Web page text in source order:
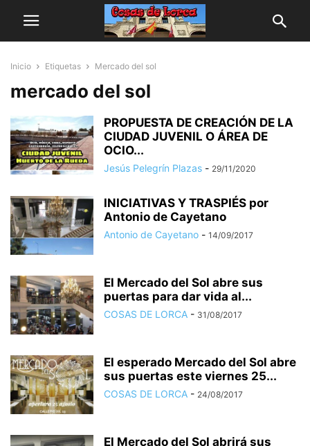
Inicio Etiquetas Mercado del sol
mercado del sol
PROPUESTA DE CREACIÓN DE LA
CIUDAD JUVENIL O ÁREA DE
OCIO...
Jesús Pelegrín Plazas - 29/11/2020
INICIATIVAS Y TRASPIÉS por
Antonio de Cayetano
Antonio de Cayetano - 14/09/2017
El Mercado del Sol abre sus
puertas para dar vida al...
COSAS DE LORCA - 31/08/2017
El esperado Mercado del Sol abre
sus puertas este viernes 25...
COSAS DE LORCA - 24/08/2017
El Mercado del Sol abrirá sus